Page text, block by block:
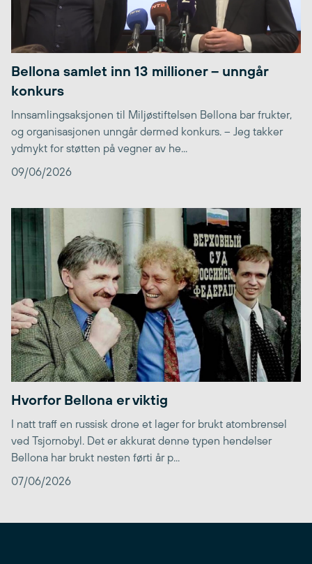
Bellona samlet inn 13 millioner – unngår
konkurs
Innsamlingsaksjonen til Miljøstiftelsen Bellona bar frukter,
og organisasjonen unngår dermed konkurs. – Jeg takker
ydmykt for støtten på vegner av he...
09/06/2026
Hvorfor Bellona er viktig
I natt traff en russisk drone et lager for brukt atombrensel
ved Tsjornobyl. Det er akkurat denne typen hendelser
Bellona har brukt nesten førti år p...
07/06/2026